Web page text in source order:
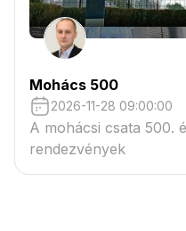
Mohács 500
2026-11-28 09:00:00
A mohácsi csata 500.
rendezvények